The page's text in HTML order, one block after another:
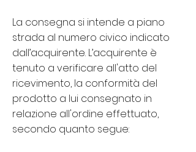
La consegna si intende a piano
strada al numero civico indicato
dall’acquirente. L’acquirente è
tenuto a verificare all'atto del
ricevimento, la conformità del
prodotto a lui consegnato in
relazione all'ordine effettuato,
secondo quanto segue: